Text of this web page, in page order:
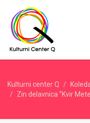
Kulturni center Q
Zin delavnica ”Kvir